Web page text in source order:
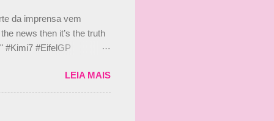
da imprensa vem
news then it’s the truth
#Kimi7 #EifelGP
🙌 Over to you,
Beijinhos, Ludy
LEIA MAIS